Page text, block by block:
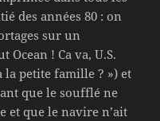
des années 80 : on
sur un
Ocean ! Ca va, U.S.
la petite famille ? ») et
que le soufflé ne
et que le navire n’ait